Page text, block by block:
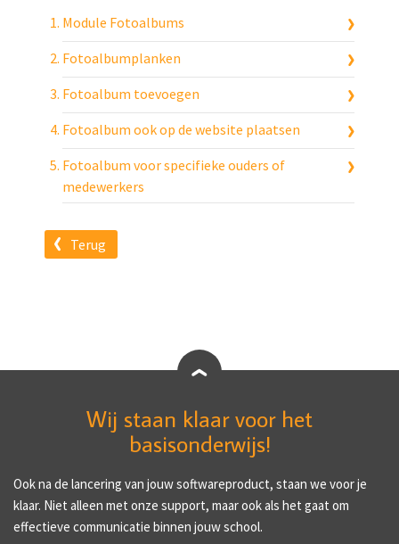
Module Fotoalbums
Fotoalbumplanken
Fotoalbum toevoegen
Fotoalbum ook op de website plaatsen
Fotoalbum voor specifieke ouders of
medewerkers
Terug
Wij staan klaar voor het
basisonderwijs!
Ook na de lancering van jouw softwareproduct, staan we voor je
klaar. Niet alleen met onze support, maar ook als het gaat om
effectieve communicatie binnen jouw school.